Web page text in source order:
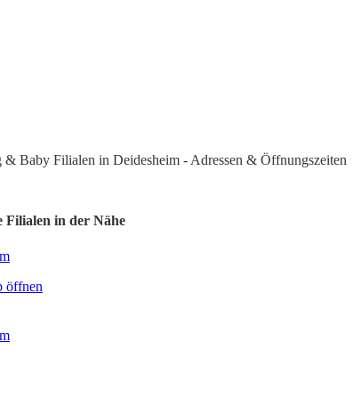
& Baby Filialen in Deidesheim - Adressen & Öffnungszeiten
Filialen in der Nähe
öffnen